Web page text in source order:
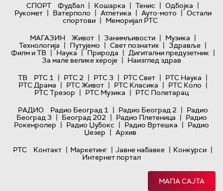
СПОРТ
Фудбал | Кошарка | Тенис | Одбојка |
Рукомет | Ватерполо | Атлетика | Ауто-мото | Остали
спортови | Меморијал РТС
МАГАЗИН
Живот | Занимљивости | Музика |
Технологијa | Путујемо | Свет познатих | Здравље |
Филм и ТВ | Наука | Природа | Дигитални предузетник |
За мале велике хероје | Наизглед здрав
ТВ
РТС 1 | РТС 2 | РТС 3 | РТС Свет | РТС Наука |
РТС Драма | РТС Живот | РТС Класика | РТС Коло |
РТС Трезор | РТС Музика | РТС Полетарац
РАДИО
Радио Београд 1 | Радио Београд 2 | Радио
Београд 3 | Београд 202 | Радио Плетеница | Радио
Рокенролер | Радио Џубокс | Радио Вртешка | Радио
Џезер | Архив
РТС
Контакт | Маркетинг | Јавне набавке | Конкурси |
Интернет портал
МАПА САЈТА